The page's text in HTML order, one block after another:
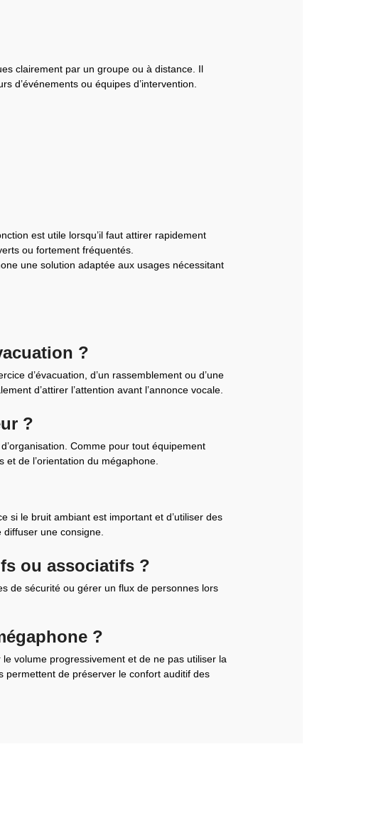
clairement par un groupe ou à distance. Il
d’événements ou équipes d’intervention.
est utile lorsqu’il faut attirer rapidement
ou fortement fréquentés.
une solution adaptée aux usages nécessitant
?
d’évacuation, d’un rassemblement ou d’une
d’attirer l’attention avant l’annonce vocale.
?
Comme pour tout équipement
et de l’orientation du mégaphone.
si le bruit ambiant est important et d’utiliser des
diffuser une consigne.
ou associatifs ?
de sécurité ou gérer un flux de personnes lors
?
volume progressivement et de ne pas utiliser la
permettent de préserver le confort auditif des